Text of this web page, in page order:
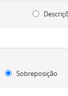
Sobreposição